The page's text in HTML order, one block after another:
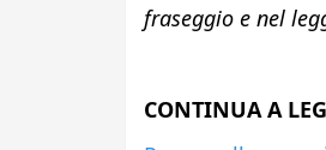
fraseggio e nel
CONTINUA A